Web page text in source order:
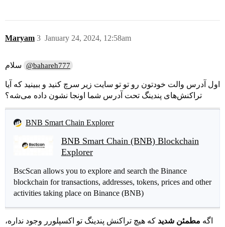
Maryam January 24, 2024, 12:58am
3
@bahareh777
اول آدرس والت خودتون رو تو تو سایت زیر سرچ کنید و ببینید که آیا
تراکنش‌های پندینگ تحت آدرس شما اونجا نشون داده می‌شه؟
BNB Smart Chain Explorer
BNB Smart Chain (BNB) Blockchain
Explorer
BscScan allows you to explore and search the Binance
blockchain for transactions, addresses, tokens, prices and other
activities taking place on Binance (BNB)
اگه مطمئن شدید که هیچ تراکنش پندینگ تو اکسپلورر وجود نداره،